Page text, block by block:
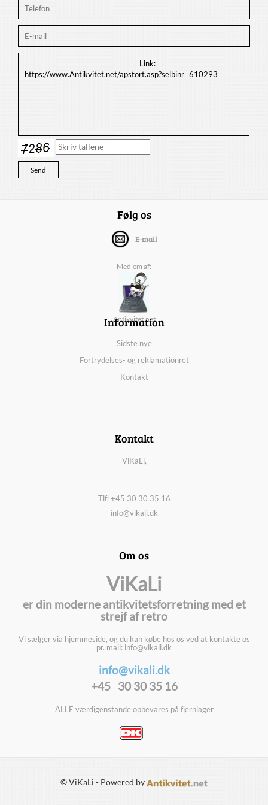
Følg os
E-mail
Medlem af:
Antikvitet.net
Information
Sidste nye
Fortrydelses- og reklamationret
Kontakt
Kontakt
ViKaLi,
Tlf: +45 30 30 35 16
info@vikali.dk
Om os
ViKaLi
er din moderne antikvitetsforretning med et
strejf af retro
Vi sælger via hjemmeside, og du kan købe hos os ved at kontakte os
pr. mail: info@vikali.dk
info@vikali.dk
+45 30 30 35 16
ALLE værdigenstande opbevares på fjernlager
© ViKaLi - Powered by